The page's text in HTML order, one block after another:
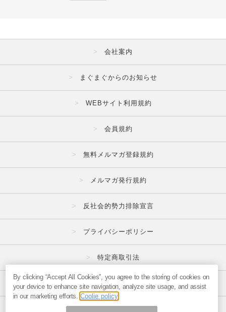
会社案内
まぐまぐからのお知らせ
WEBサイト利用規約
会員規約
無料メルマガ登録規約
メルマガ発行規約
反社会的勢力排除宣言
プライバシーポリシー
特定商取引法
広告掲載はこちら
メルマガの不正・違反報告はこちら
By clicking “Accept All Cookies”, you agree to the storing of cookies on
your device to enhance site navigation, analyze site usage, and assist
in our marketing efforts. Coolie policy